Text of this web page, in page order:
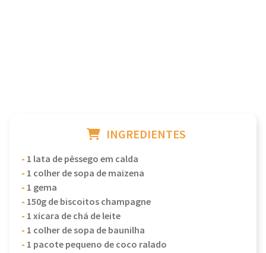
INGREDIENTES
- 1 lata de pêssego em calda
- 1 colher de sopa de maizena
- 1 gema
- 150g de biscoitos champagne
- 1 xícara de chá de leite
- 1 colher de sopa de baunilha
- 1 pacote pequeno de coco ralado